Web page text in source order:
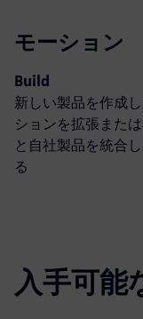
モーション
Build
新しい製品を作成
ションを拡張また
と自社製品を統合
る
入手可能